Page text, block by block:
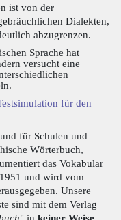
ist von der
Dialekten,
abzugrenzen.
Sprache hat
versucht eine
für den
für Schulen und
Wörterbuch,
das Vokabular
und wird vom
Unsere
sind mit dem Verlag
" in keiner Weise